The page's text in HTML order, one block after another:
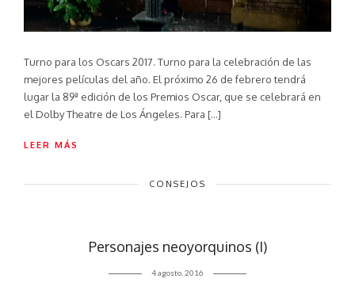
Turno para los Oscars 2017. Turno para la celebración de las
mejores películas del año. El próximo 26 de febrero tendrá
lugar la 89ª edición de los Premios Oscar, que se celebrará en
el Dolby Theatre de Los Ángeles. Para […]
LEER MÁS
CONSEJOS
Personajes neoyorquinos (I)
4 agosto, 2016